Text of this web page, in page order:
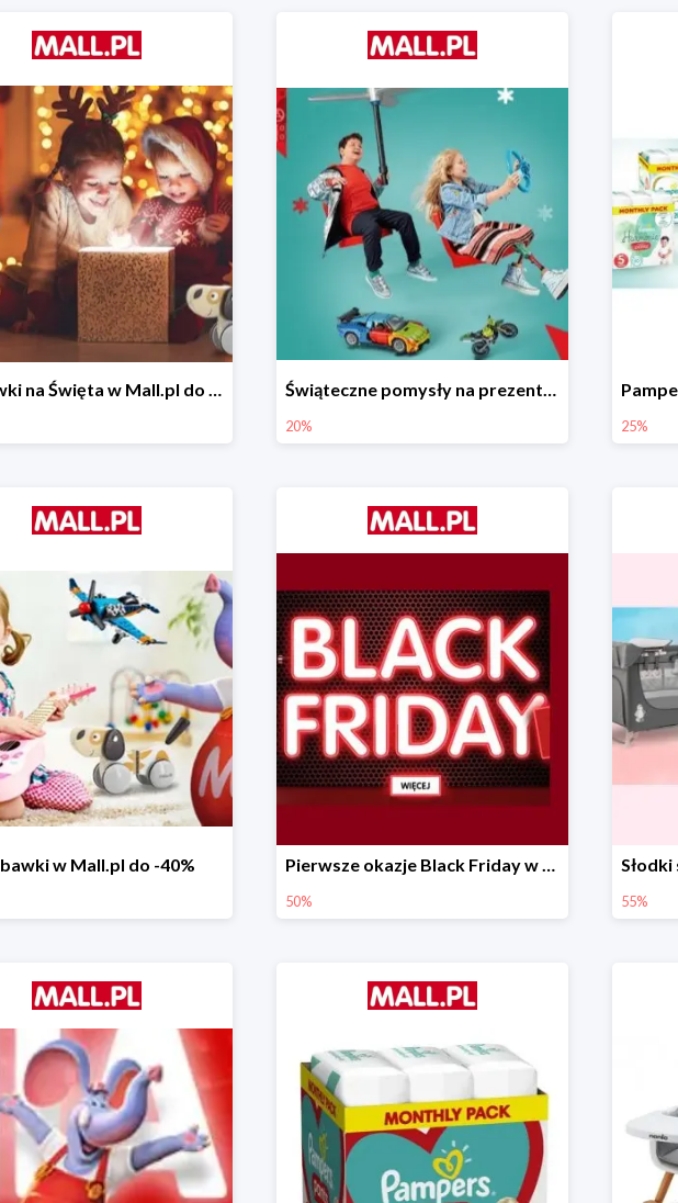
Zabawki na Święta w Mall.pl do -50% Świąteczne pomysły na prezenty od LEGO w Mall.pl do -20%
20% 25%
w Mall.pl do -40% Pierwsze okazje Black Friday w Mall.pl do -50%
50% 55%